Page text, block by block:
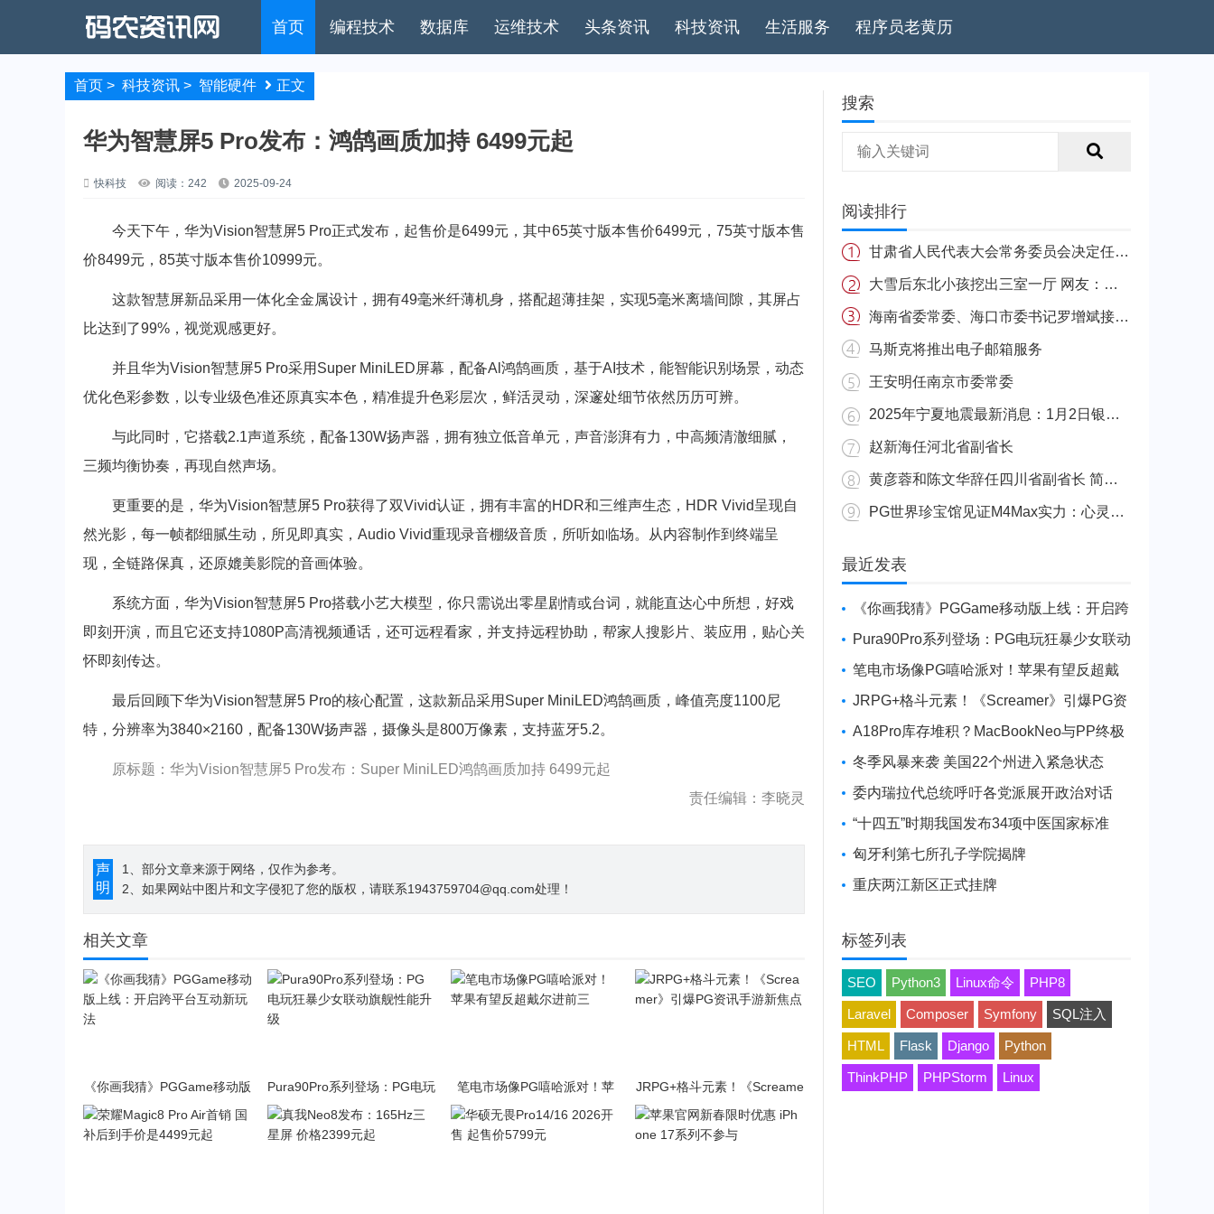
首页 编程技术 数据库 运维技术 头条资讯 科技资讯 生活服务 程序员老黄历
首页 > 科技资讯 > 智能硬件 正文
华为智慧屏5 Pro发布：鸿鹄画质加持 6499元起
快科技 阅读：242 2025-09-24
今天下午，华为Vision智慧屏5 Pro正式发布，起售价是6499元，其中65英寸版本售价6499元，75英寸版本售
价8499元，85英寸版本售价10999元。
这款智慧屏新品采用一体化全金属设计，拥有49毫米纤薄机身，搭配超薄挂架，实现5毫米离墙间隙，其屏占
比达到了99%，视觉观感更好。
并且华为Vision智慧屏5 Pro采用Super MiniLED屏幕，配备Al鸿鹄画质，基于AI技术，能智能识别场景，动态
优化色彩参数，以专业级色准还原真实本色，精准提升色彩层次，鲜活灵动，深邃处细节依然历历可辨。
与此同时，它搭载2.1声道系统，配备130W扬声器，拥有独立低音单元，声音澎湃有力，中高频清澈细腻，
三频均衡协奏，再现自然声场。
更重要的是，华为Vision智慧屏5 Pro获得了双Vivid认证，拥有丰富的HDR和三维声生态，HDR Vivid呈现自
然光影，每一帧都细腻生动，所见即真实，Audio Vivid重现录音棚级音质，所听如临场。从内容制作到终端呈
现，全链路保真，还原媲美影院的音画体验。
系统方面，华为Vision智慧屏5 Pro搭载小艺大模型，你只需说出零星剧情或台词，就能直达心中所想，好戏
即刻开演，而且它还支持1080P高清视频通话，还可远程看家，并支持远程协助，帮家人搜影片、装应用，贴心关
怀即刻传达。
最后回顾下华为Vision智慧屏5 Pro的核心配置，这款新品采用Super MiniLED鸿鹄画质，峰值亮度1100尼
特，分辨率为3840×2160，配备130W扬声器，摄像头是800万像素，支持蓝牙5.2。
原标题：华为Vision智慧屏5 Pro发布：Super MiniLED鸿鹄画质加持 6499元起
责任编辑：李晓灵
声
明
1、部分文章来源于网络，仅作为参考。
2、如果网站中图片和文字侵犯了您的版权，请联系1943759704@qq.com处理！
相关文章
《你画我猜》PGGame移动版
上线：开启跨平台互动新玩法
Pura90Pro系列登场：PG电玩
狂暴少女联动旗舰性能升级
笔电市场像PG嘻哈派对！苹
JRPG+格斗元素！《Screame
r》引爆PG资讯手游新焦点
搜索
阅读排行
甘肃省人民代表大会常务委员会决定任免名单
大雪后东北小孩挖出三室一厅 网友：南方的娃很羡慕
海南省委常委、海口市委书记罗增斌接受中央纪委国家监委纪律审查和监察调查
马斯克将推出电子邮箱服务
王安明任南京市委常委
2025年宁夏地震最新消息：1月2日银川发生4.8级地震
赵新海任河北省副省长
黄彦蓉和陈文华辞任四川省副省长 简历资料照片
PG世界珍宝馆见证M4Max实力：心灵杀手2竟轻松跑出80FPS！
最近发表
《你画我猜》PGGame移动版上线：开启跨
平台互动新玩法
Pura90Pro系列登场：PG电玩狂暴少女联动
旗舰性能升级
笔电市场像PG嘻哈派对！苹果有望反超戴
尔进前三
JRPG+格斗元素！《Screamer》引爆PG资
讯手游新焦点
A18Pro库存堆积？MacBookNeo与PP终极
火焰狂潮意外同框
冬季风暴来袭 美国22个州进入紧急状态
委内瑞拉代总统呼吁各党派展开政治对话
“十四五”时期我国发布34项中医国家标准
匈牙利第七所孔子学院揭牌
重庆两江新区正式挂牌
标签列表
SEO Python3 Linux命令 PHP8
Laravel Composer Symfony SQL注入
HTML Flask Django Python
ThinkPHP PHPStorm Linux